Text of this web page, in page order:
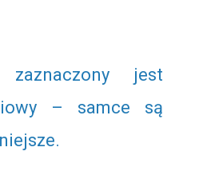
jest
– samce są